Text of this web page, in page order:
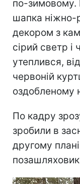
по-зимовому.
шапка ніжно-
декором з
сірий светр
утеплився,
червоній
оздобленому
По кадру
зробили в
другому